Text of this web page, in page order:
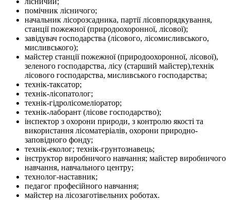
помічник лісничого;
начальник лісорозсадника, партії лісовпорядкування,
станції пожежної (природоохоронної, лісової);
завідувач господарства (лісового, лісомисливського,
мисливського);
майстер станції пожежної (природоохоронної, лісової),
зеленого господарства, лісу (старший майстер),технік
лісового господарства, мисливського господарства;
технік-таксатор;
технік-лісопатолог;
технік-гідролісомеліоратор;
технік-лаборант (лісове господарство);
інспектор з охорони природи, з контролю якості та
використання лісоматеріалів, охорони природно-
заповідного фонду;
технік-еколог; технік-грунтознавець;
інструктор виробничого навчання; майстер виробничого
навчання, навчального центру;
технолог-наставник;
педагог професійного навчання;
майстер на лісозаготівельних роботах.